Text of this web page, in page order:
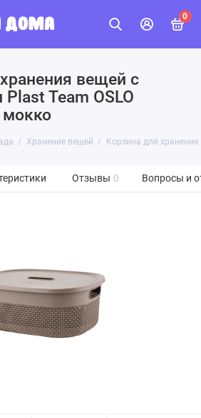
0
вещей с
Team OSLO
Хранение вещей Корзина для
Отзывы 0 Вопросы и